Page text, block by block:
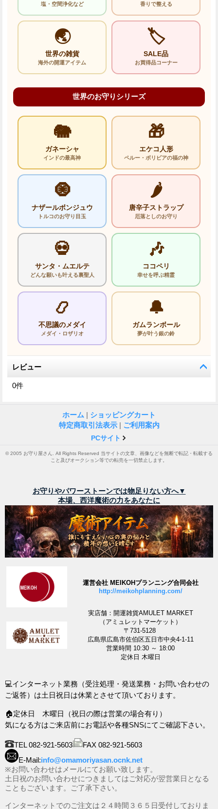
塩・空間浄化など 香りで整える
🌏
世界の雑貨
海外の開運アイテム
🏷️
SALE品
お買得品コーナー
世界のお守りシリーズ
🐘
ガネーシャ
インドの最高神
🎁
エケコ人形
ペルー・ボリビアの福の神
🧿
ナザールボンジュウ
トルコのお守り目玉
🌶️
唐辛子ストラップ
厄落としのお守り
💀
サンタ・ムエルテ
どんな願いも叶える裏聖人
🎶
ココペリ
幸せを呼ぶ精霊
📿
不思議のメダイ
メダイ・ロザリオ
🔔
ガムランボール
夢が叶う銀の鈴
レビュー
0件
ホーム | ショッピングカート
特定商取引法表示 | ご利用案内
PCサイト
© 2005 お守り屋さん. All Rights Reserved 当サイトの文章、画像などを無断で転記・転載する
こと及びオークション等での転売を一切禁止します。
お守りやパワーストーンでは物足りない方へ▼
本場、西洋魔術の力をあなたに
運営会社 MEIKOHプランニング合同会社
http://meikohplanning.com/
実店舗：開運雑貨AMULET MARKET
（アミュレットマーケット）
〒731-5128
広島県広島市佐伯区五日市中央4-1-11
営業時間 10:30 ～ 18:00
定休日 木曜日
💻インターネット業務（受注処理・発送業務・お問い合わせの
ご返答）は土日祝日は休業とさせて頂いております。
🏠定休日 木曜日（祝日の際は営業の場合有り）
気になる方はご来店前にお電話や各種SNSにてご確認下さい。
TEL 082-921-5603
FAX 082-921-5603
E-Mail:info@omamoriyasan.ocnk.net
※お問い合わせはメールにてお願い致します。
土日祝のお問い合わせにつきましてはご対応が翌営業日となる
こともございます。ご了承下さい。
インターネットでのご注文は２４時間３６５日受付しておりま